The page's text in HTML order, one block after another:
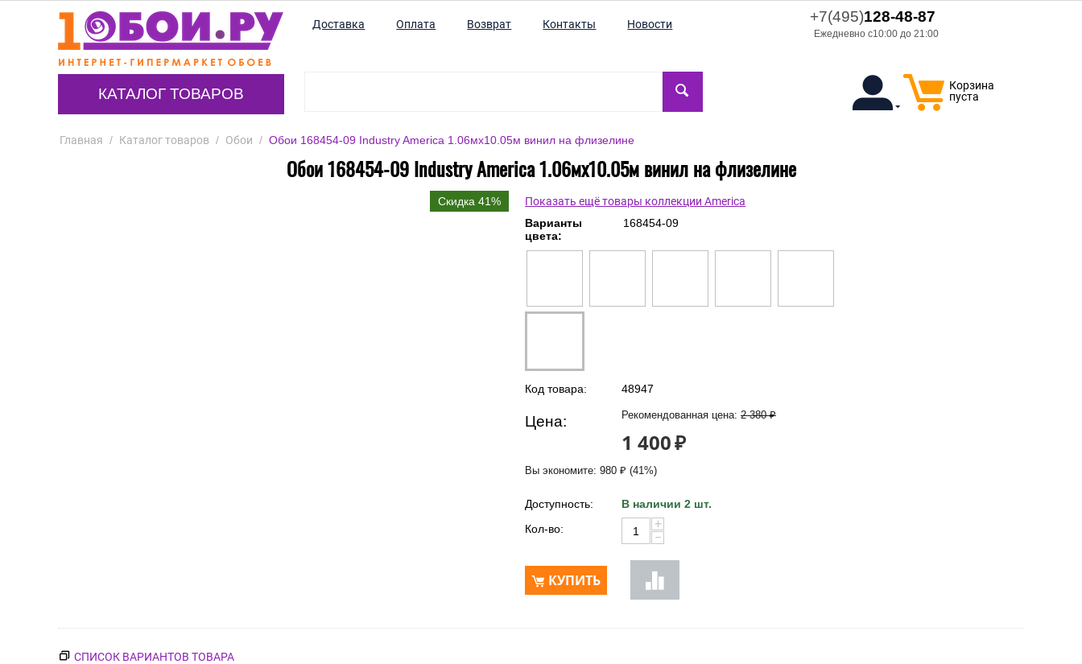
КАТАЛОГ ТОВАРОВ
Доставка Оплата Возврат Контакты Новости +7(495)128-48-87
Ежедневно с10:00 до 21:00
Корзина
пуста
Главная / Каталог товаров / Обои / Обои 168454-09 Industry America 1.06мx10.05м винил на флизелине
Обои 168454-09 Industry America 1.06мx10.05м винил на флизелине
Скидка 41%
Показать ещё товары коллекции America
Варианты
цвета:
168454-09
Код товара: 48947
Рекомендованная цена: 2 380 ₽
Цена:
1 400₽
Вы экономите: 980 ₽ (41%)
Доступность:
В наличии 2 шт.
Кол-во:
+
−
КУПИТЬ
СПИСОК ВАРИАНТОВ ТОВАРА